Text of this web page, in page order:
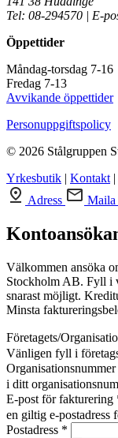
Tel: 08-294570 | E-
Öppettider
Måndag-torsdag 7-16
Fredag 7-13
Avvikande öppettider
Personuppgiftspolicy
© 2026 Stålgruppen
Yrkesbutik | Kontakt |
Adress
Maila
Välkommen ansöka
Stockholm AB. Fyll i
snarast möjligt.
Minsta
Företagets/
Vänligen fyll i
i ditt
E-post för fakturering
en giltig e-postadress
Postadress *